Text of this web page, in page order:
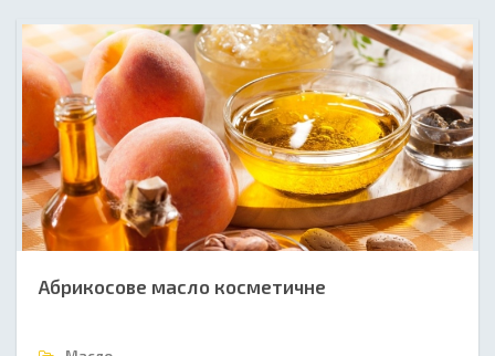
Абрикосове масло косметичне